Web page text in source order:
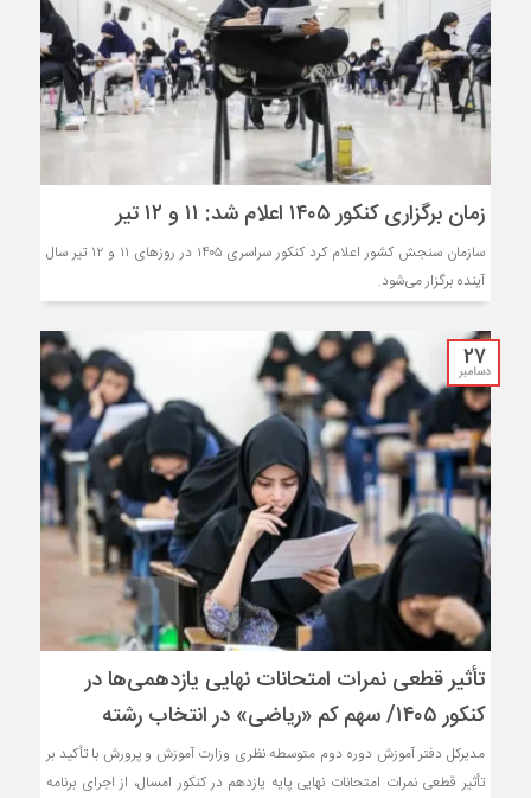
زمان برگزاری کنکور ۱۴۰۵ اعلام شد: ۱۱ و ۱۲ تیر
سازمان سنجش کشور اعلام کرد کنکور سراسری ۱۴۰۵ در روزهای ۱۱ و ۱۲ تیر سال
آینده برگزار می‌شود.
27
دسامبر
تأثیر قطعی نمرات امتحانات نهایی یازدهمی‌ها در
کنکور ۱۴۰۵/ سهم کم «ریاضی» در انتخاب رشته
مدیرکل دفتر آموزش دوره دوم متوسطه نظری وزارت آموزش و پرورش با تأکید بر
تأثیر قطعی نمرات امتحانات نهایی پایه یازدهم در کنکور امسال، از اجرای برنامه